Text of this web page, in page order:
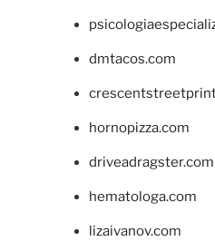
dmtacos.com
hornopizza.com
driveadragster.com
hematologa.com
lizaivanov.com